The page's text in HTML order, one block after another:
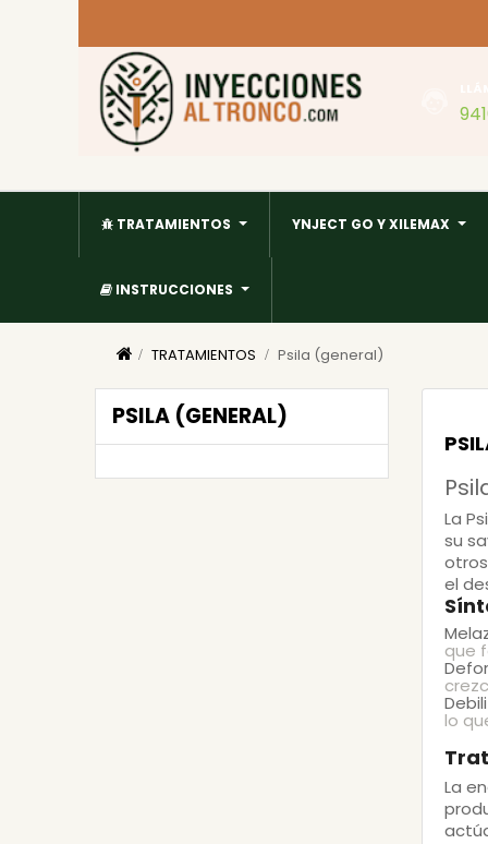
TRATAMIENTOS YNJECT GO Y XILEMAX
INSTRUCCIONES
TRATAMIENTOS Psila (general)
PSILA (GENERAL)
La
su
el
que
lo
La